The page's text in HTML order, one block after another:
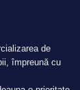
de
împreună cu